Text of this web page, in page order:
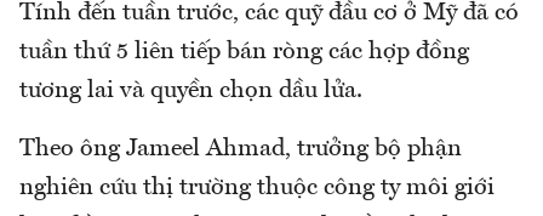
Tính đến tuần trước, các quỹ đầu cơ ở Mỹ đã có
tuần thứ 5 liên tiếp bán ròng các hợp đồng
tương lai và quyền chọn dầu lửa.
Theo ông Jameel Ahmad, trưởng bộ phận
nghiên cứu thị trường thuộc công ty môi giới